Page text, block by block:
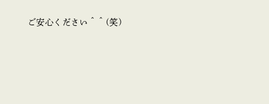
ご安心ください＾＾(笑)